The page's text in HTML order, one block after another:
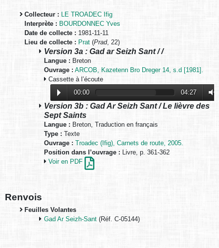
Collecteur : LE TROADEC Ifig
Interprète : BOURDONNEC Yves
Date de collecte : 1981-11-11
Lieu de collecte : Prat (Prad, 22)
Version 3a : Gad ar Seizh Sant / /
Langue : Breton
Ouvrage : ARCOB, Kazetenn Bro Dreger 14, s.d [1981].
Cassette à l’écoute
00:00
04:27
Version 3b : Gad Ar Seizh Sant / Le lièvre des
Sept Saints
Langue : Breton, Traduction en français
Type : Texte
Ouvrage : Troadec (Ifig), Carnets de route, 2005.
Position dans l’ouvrage : Livre, p. 361-362
Voir en PDF
Renvois
Feuilles Volantes
Gad Ar Seizh-Sant (Réf. C-05144)